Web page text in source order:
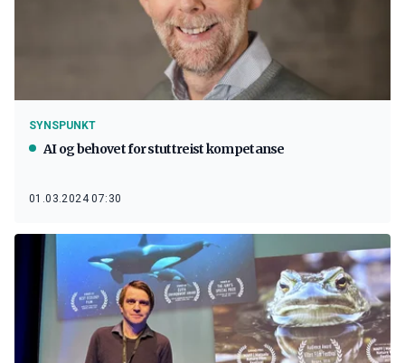
SYNSPUNKT
AI og behovet for stuttreist kompetanse
01.03.2024 07:30